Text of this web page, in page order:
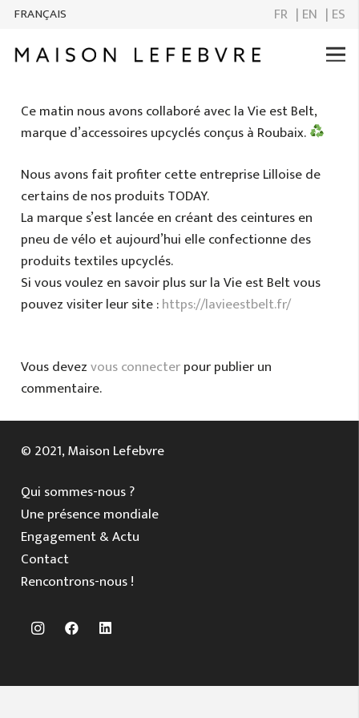
FRANÇAIS FR | EN | ES
Ce matin nous avons collaboré avec la Vie est Belt,
marque d’accessoires upcyclés conçus à Roubaix.
Nous avons fait profiter cette entreprise Lilloise de
certains de nos produits TODAY.
La marque s’est lancée en créant des ceintures en
pneu de vélo et aujourd’hui elle confectionne des
produits textiles upcyclés.
Si vous voulez en savoir plus sur la Vie est Belt vous
pouvez visiter leur site :https://lavieestbelt.fr/
Vous devezvous connecterpour publier un
commentaire.
© 2021, Maison Lefebvre
Qui sommes-nous ?
Une présence mondiale
Engagement & Actu
Contact
Rencontrons-nous !